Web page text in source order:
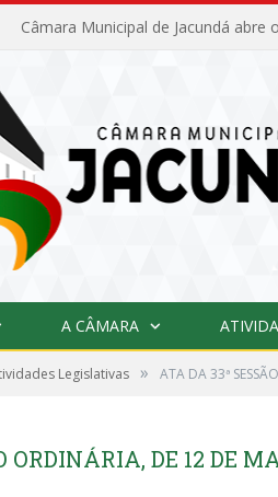
A CÂMARA
Legislativas » ATA DA 33ª
ORDINÁRIA, DE 12 DE